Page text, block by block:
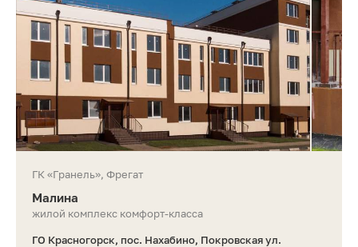
ГК «Гранель», Фрегат
Малина
жилой комплекс комфорт-класса
ГО Красногорск, пос. Нахабино, Покровская ул.